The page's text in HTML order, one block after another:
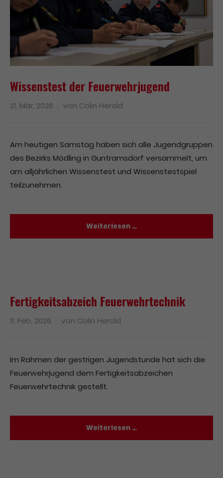
Wissenstest der Feuerwehrjugend
21. Mär, 2026 von Colin Herold
Am heutigen Samstag haben sich alle Jugendgruppen
des Bezirks Mödling in Guntramsdorf versammelt, um
am alljährlichen Wissenstest und Wissenstestspiel
teilzunehmen.
Weiterlesen …
Fertigkeitsabzeich Feuerwehrtechnik
11. Feb, 2026 von Colin Herold
Im Rahmen der gestrigen Jugendstunde hat sich die
Feuerwehrjugend dem Fertigkeitsabzeichen
Feuerwehrtechnik gestellt.
Weiterlesen …